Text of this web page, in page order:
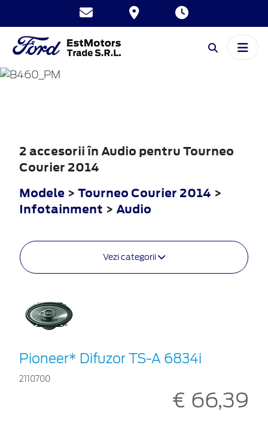
TOURNEO
COURIER
2 accesorii în Audio pentru Tourneo
Courier 2014
Modele > Tourneo Courier 2014 >
Infotainment > Audio
Vezi categorii
Pioneer* Difuzor TS-A 6834i
2110700
€ 66,39